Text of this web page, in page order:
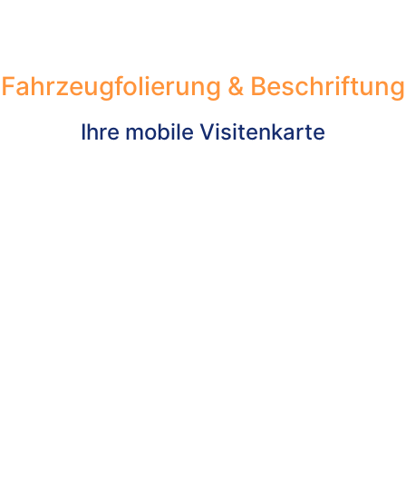
Fahrzeugfolierung & Beschriftung
Ihre mobile Visitenkarte